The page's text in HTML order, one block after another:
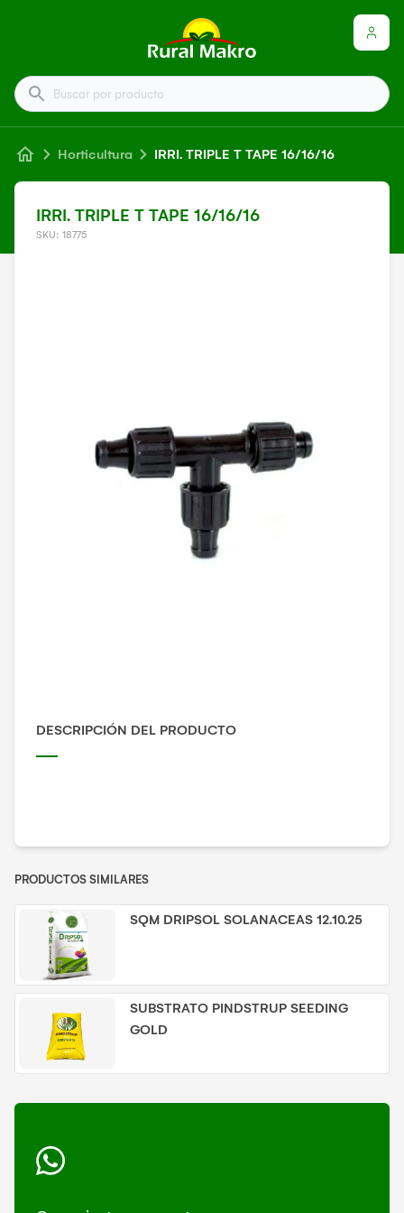
Buscar por producto
Horticultura IRRI. TRIPLE T TAPE 16/16/16
IRRI. TRIPLE T TAPE 16/16/16
SKU: 18775
DESCRIPCIÓN DEL PRODUCTO
PRODUCTOS SIMILARES
SQM DRIPSOL SOLANACEAS 12.10.25
SUBSTRATO PINDSTRUP SEEDING
GOLD